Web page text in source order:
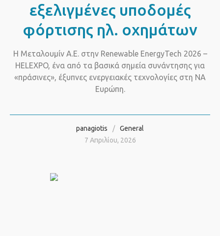
εξελιγμένες υποδομές
φόρτισης ηλ. οχημάτων
Η Μεταλουμίν Α.Ε. στην Renewable EnergyTech 2026 –
HELEXPO, ένα από τα βασικά σημεία συνάντησης για
«πράσινες», έξυπνες ενεργειακές τεχνολογίες στη ΝΑ
Ευρώπη.
panagiotis
General
7 Απριλίου, 2026